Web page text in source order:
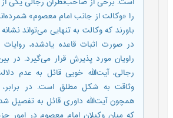
را «وکالت از جانب امام معصوم»
باورند که وکالت به تنهایی می‌تواند
در صورت اثبات قاعده یادشده‌‌‌‌‌‌‌‌‌‌‌‌‌‌‌‌، روایات
راویان مورد پذیرش قرار می‌گیرد. در
رجالی‌‌‌‌‌‌‌‌‌‌‌‌‌‌‌‌، آیت‌الله خویی قائل به عدم
وثاقت به شکل مطلق است. در برابر‌‌‌‌‌‌‌‌‌‌‌‌‌‌‌‌،
همچون آیت‌الله داوری قائل به تفصیل